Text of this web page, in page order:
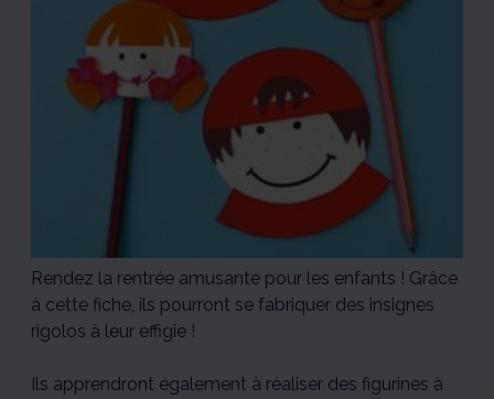
Rendez la rentrée amusante pour les enfants ! Grâce
à cette fiche, ils pourront se fabriquer des insignes
rigolos à leur effigie !
Ils apprendront également à réaliser des figurines à